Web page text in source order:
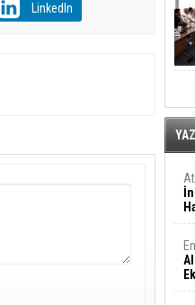
LinkedIn